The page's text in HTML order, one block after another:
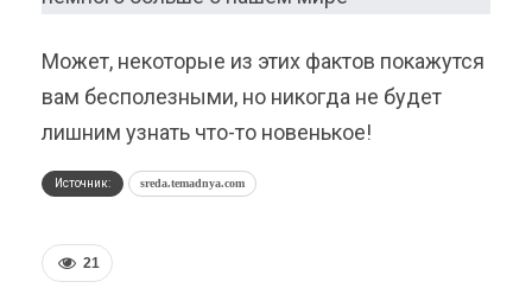
Может, некоторые из этих фактов покажутся
вам бесполезными, но никогда не будет
лишним узнать что-то новенькое!
Источник: sreda.temadnya.com
21